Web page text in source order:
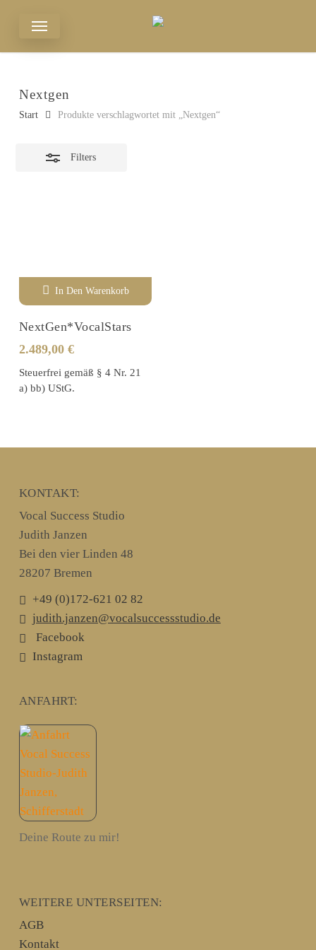
Menu
Nextgen
Start Produkte verschlagwortet mit „Nextgen“
Filters
In Den Warenkorb
NextGen*VocalStars
2.489,00 €
Steuerfrei gemäß § 4 Nr. 21
a) bb) UStG.
KONTAKT:
Vocal Success Studio
Judith Janzen
Bei den vier Linden 48
28207 Bremen
+49 (0)172-621 02 82
judith.janzen@vocalsuccessstudio.de
Facebook
Instagram
ANFAHRT:
Deine Route zu mir!
WEITERE UNTERSEITEN:
AGB
Kontakt